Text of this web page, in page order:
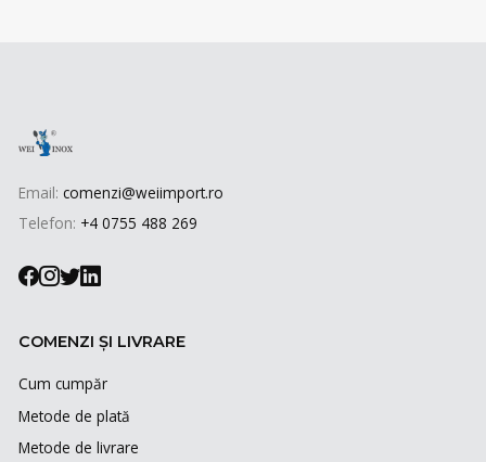
Email: comenzi@weiimport.ro
Telefon: +4 0755 488 269
COMENZI ȘI LIVRARE
Cum cumpăr
Metode de plată
Metode de livrare